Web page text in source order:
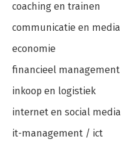
coaching en trainen
communicatie en media
economie
financieel management
inkoop en logistiek
internet en social media
it-management / ict